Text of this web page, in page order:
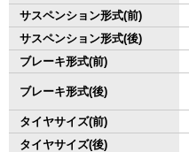
サスペンション形式(前)
サスペンション形式(後)
ブレーキ形式(前)
ブレーキ形式(後)
タイヤサイズ(前)
タイヤサイズ(後)